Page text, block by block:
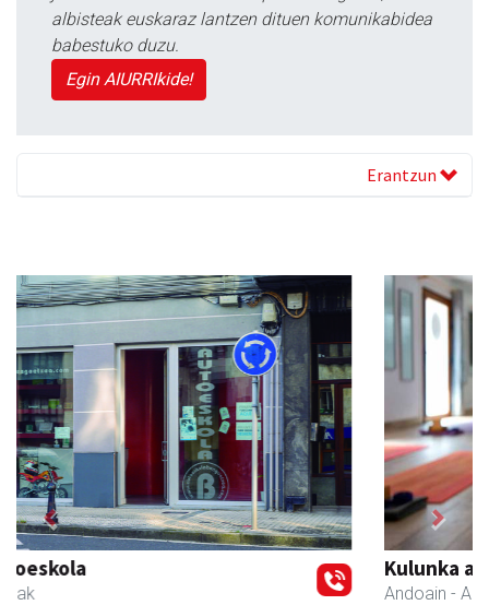
albisteak euskaraz lantzen dituen komunikabidea
babestuko duzu.
Egin AIURRIkide!
Erantzun
Kulunka aeroyoga zentroa
Andoain
Previous Next